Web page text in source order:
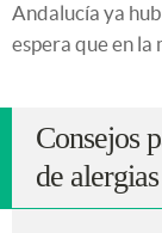
Andalucía ya
espera que en la
Consejos
de alergias